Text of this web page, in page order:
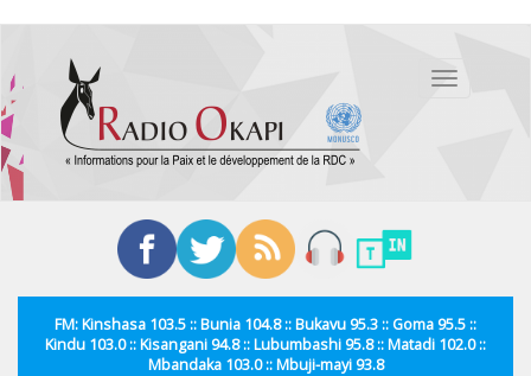
contenu
principal
Toggle
FM: Kinshasa 103.5 :: Bunia 104.8 :: Bukavu 95.3 :: Goma 95.5 ::
Kindu 103.0 :: Kisangani 94.8 :: Lubumbashi 95.8 :: Matadi 102.0 ::
Mbandaka 103.0 :: Mbuji-mayi 93.8